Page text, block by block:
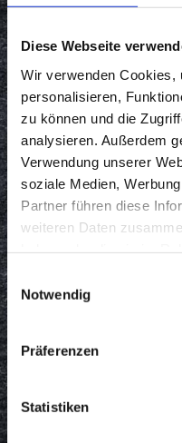
Diese Webseite
Wir verwenden Cookies,
personalisieren,
zu können und die
analysieren. Außerdem
Verwendung unserer
soziale Medien,
Partner führen diese
weiteren Daten
Einwilligungsauswahl
Notwendig
Präferenzen
Statistiken
Behandlung
Machen Sie einem
Ich biete
Für weitere